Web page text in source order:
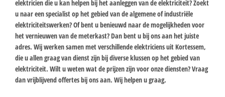
elektricien die u kan helpen bij het aanleggen van de elektriciteit? Zoekt
u naar een specialist op het gebied van de algemene of industriële
elektriciteitswerken? Of bent u benieuwd naar de mogelijkheden voor
het vernieuwen van de meterkast? Dan bent u bij ons aan het juiste
adres. Wij werken samen met verschillende elektriciens uit Kortessem,
die u allen graag van dienst zijn bij diverse klussen op het gebied van
elektriciteit. Wilt u weten wat de prijzen zijn voor onze diensten? Vraag
dan vrijblijvend offertes bij ons aan. Wij helpen u graag.